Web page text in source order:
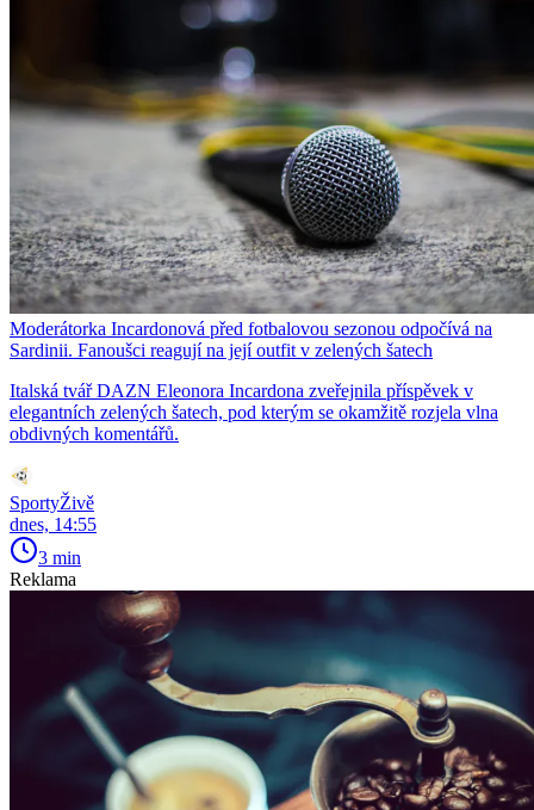
Moderátorka Incardonová před fotbalovou sezonou odpočívá na
Sardinii. Fanoušci reagují na její outfit v zelených šatech
Italská tvář DAZN Eleonora Incardona zveřejnila příspěvek v
elegantních zelených šatech, pod kterým se okamžitě rozjela vlna
obdivných komentářů.
SportyŽivě
dnes, 14:55
3 min
Reklama